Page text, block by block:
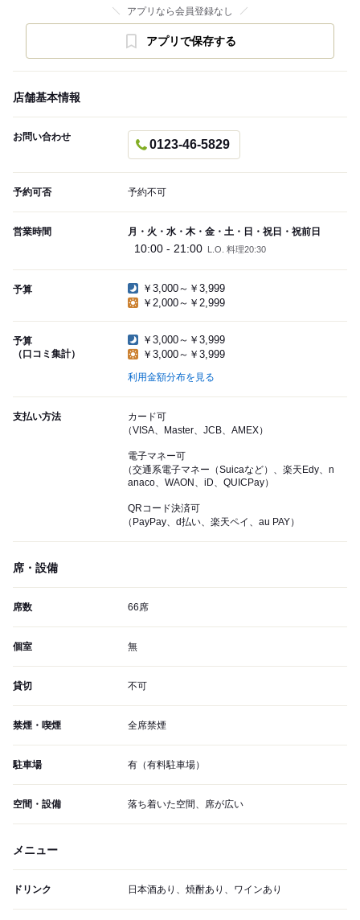
アプリなら会員登録なし
アプリで保存する
店舗基本情報
お問い合わせ
0123-46-5829
予約可否 予約不可
営業時間 月・火・水・木・金・土・日・祝日・祝前日
10:00 - 21:00 L.O. 料理20:30
予算
￥3,000～￥3,999
￥2,000～￥2,999
予算
（口コミ集計）
￥3,000～￥3,999
￥3,000～￥3,999
利用金額分布を見る
支払い方法
カード可
（VISA、Master、JCB、AMEX）
電子マネー可
（交通系電子マネー（Suicaなど）、楽天Edy、n
anaco、WAON、iD、QUICPay）
QRコード決済可
（PayPay、d払い、楽天ペイ、au PAY）
席・設備
席数 66席
個室 無
貸切 不可
禁煙・喫煙 全席禁煙
駐車場 有（有料駐車場）
空間・設備 落ち着いた空間、席が広い
メニュー
ドリンク 日本酒あり、焼酎あり、ワインあり